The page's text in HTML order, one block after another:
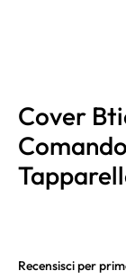
Cover
Recensisci per